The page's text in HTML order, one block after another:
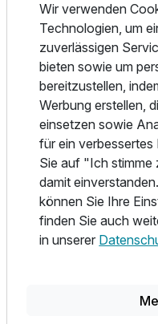
einem
Wanderungen, Skitage
schafft. Am Nachmittag
Halbpension ein vitaler
genussreiches 5-Gang-
auf eine angenehme
saisonalem Charakter
den Genuss unnötig zu
einem ruhigen,
beachten Sie: Der
„Nur-mit-Frühstück-
geschlossen, sodass
Umgebung anbietet.
Nach Stunden am See,
Wir verwenden
Technologien, um
zuverlässigen
bieten sowie um
bereitzustellen,
Werbung erstellen,
einsetzen sowie
für ein verbessertes
Sie auf "Ich stimme
damit
können Sie Ihre
finden Sie auch
in unserer